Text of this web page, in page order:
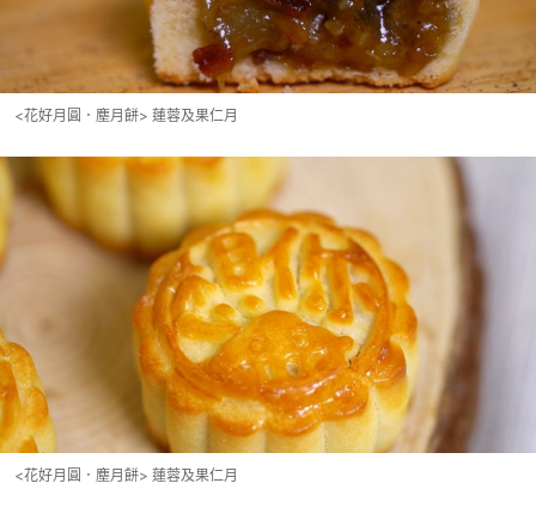
<花好月圓．塵月餅> 蓮蓉及果仁月
<花好月圓．塵月餅> 蓮蓉及果仁月